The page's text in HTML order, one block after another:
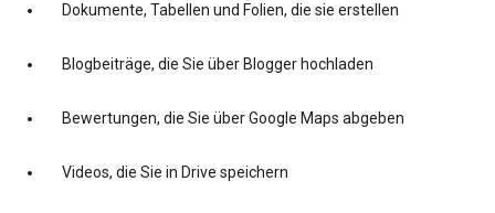
Dokumente, Tabellen und Folien, die sie erstellen
Blogbeiträge, die Sie über Blogger hochladen
Bewertungen, die Sie über Google Maps abgeben
Videos, die Sie in Drive speichern